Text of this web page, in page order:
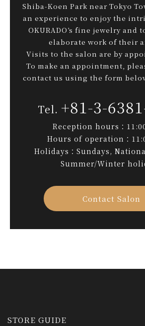
Shiba-Koen Park near Tokyo
an experience to enjoy the
OKURADO’s fine jewelry and
elaborate work of their
Visits to the salon are by
To make an appointment,
contact us using the form
+81-3-
Reception hours：
Hours of operation：
Holidays：Sundays,
Summer/Winter
Contact Salon
STORE GUIDE